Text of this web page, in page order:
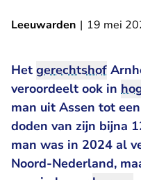
Leeuwarden | 19 mei
Het gerechtshof
veroordeelt ook in
man uit Assen tot
doden van zijn bijna
man was in 2024 al
Noord-Nederland,